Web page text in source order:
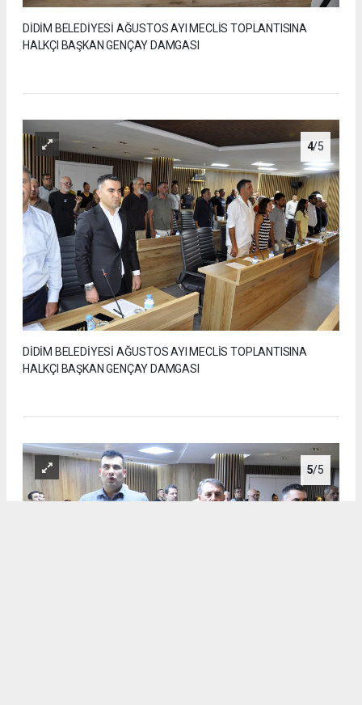
DİDİM BELEDİYESİ AĞUSTOS AYI MECLİS TOPLANTISINA
HALKÇI BAŞKAN GENÇAY DAMGASI
4/5
DİDİM BELEDİYESİ AĞUSTOS AYI MECLİS TOPLANTISINA
HALKÇI BAŞKAN GENÇAY DAMGASI
5/5